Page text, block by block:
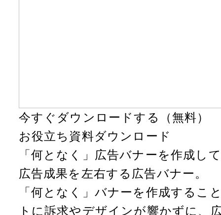
今すぐダウンロードする（無料）
お役立ち資料ダウンロード
「何となく」広告バナーを作成し
広告成果を左右する広告バナー。
「何となく」バナーを作成するこ
トに訴求やデザインが響かずに、